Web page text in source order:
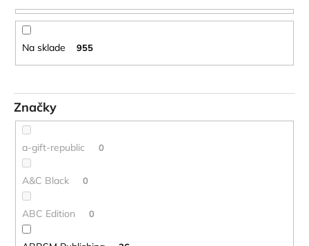
r
o
d
u
t
o
Na sklade 955
Značky
a-gift-republic 0
A&C Black 0
ABC Edition 0